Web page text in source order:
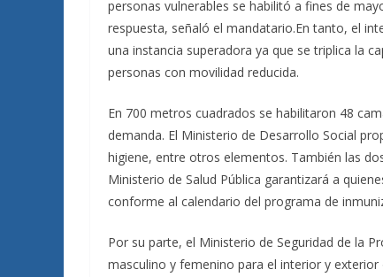
personas vulnerables se habilitó a fines de
respuesta, señaló el mandatario.En tanto, el
una instancia superadora ya que se triplica la
personas con movilidad reducida.
En 700 metros cuadrados se habilitaron 48
demanda. El Ministerio de Desarrollo Social
higiene, entre otros elementos. También las
Ministerio de Salud Pública garantizará a
conforme al calendario del programa de
Por su parte, el Ministerio de Seguridad de la
masculino y femenino para el interior y